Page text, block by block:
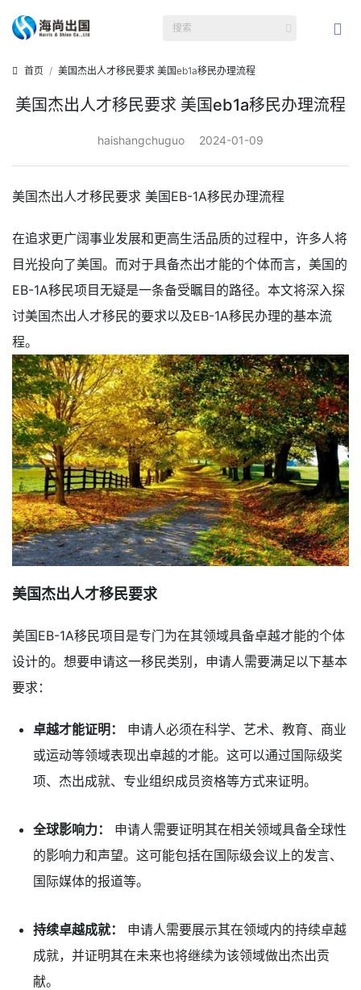
首页 美国杰出人才移民要求 美国eb1a移民办理流程
美国杰出人才移民要求 美国eb1a移民办理流程
haishangchuguo 2024-01-09
美国杰出人才移民要求 美国EB-1A移民办理流程
在追求更广阔事业发展和更高生活品质的过程中，许多人将
目光投向了美国。而对于具备杰出才能的个体而言，美国的
EB-1A移民项目无疑是一条备受瞩目的路径。本文将深入探
讨美国杰出人才移民的要求以及EB-1A移民办理的基本流
程。
美国杰出人才移民要求
美国EB-1A移民项目是专门为在其领域具备卓越才能的个体
设计的。想要申请这一移民类别，申请人需要满足以下基本
要求：
卓越才能证明：
申请人必须在科学、艺术、教育、商业
或运动等领域表现出卓越的才能。这可以通过国际级奖
项、杰出成就、专业组织成员资格等方式来证明。
全球影响力：
申请人需要证明其在相关领域具备全球性
的影响力和声望。这可能包括在国际级会议上的发言、
国际媒体的报道等。
持续卓越成就：
申请人需要展示其在领域内的持续卓越
成就，并证明其在未来也将继续为该领域做出杰出贡
献。